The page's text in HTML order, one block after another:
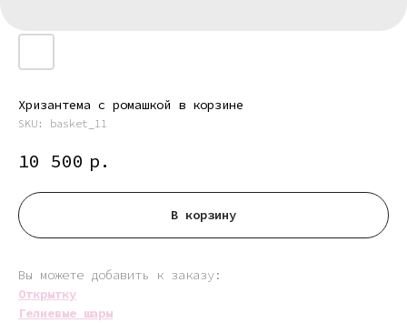
Хризантема с ромашкой в корзине
SKU: basket_11
10 500 р.
В корзину
Вы можете добавить к заказу:
Открытку
Гелиевые шары